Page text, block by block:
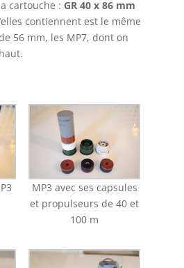
cartouche : GR 40 x 86 mm
contiennent est le même
56 mm, les MP7, dont on
MP3 avec ses capsules
et propulseurs de 40 et
100 m